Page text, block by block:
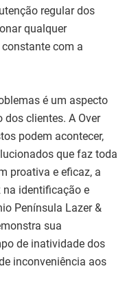
regular dos
qualquer
com a
é um aspecto
clientes. A Over
podem acontecer,
que faz toda
proativa e eficaz, a
na identificação e
Península Lazer &
sua
de inatividade dos
inconveniência aos